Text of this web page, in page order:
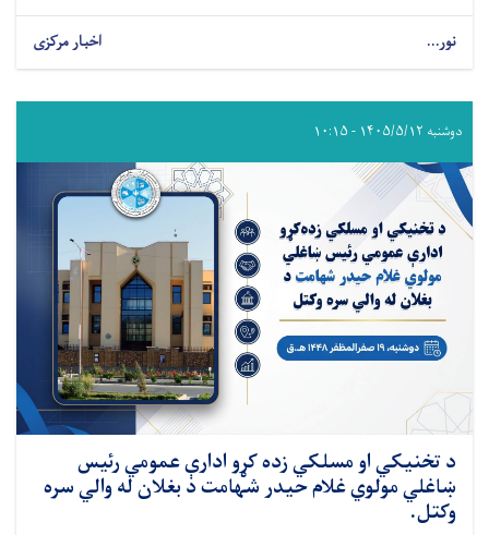
نور... اخبار مرکزی
دوشنبه ۱۴۰۵/۵/۱۲ - ۱۰:۱۵
د تخنيکي او مسلکي زده کړو ادارې عمومي رئیس
ښاغلي مولوي غلام حیدر شهامت د بغلان له والي سره
وکتل.